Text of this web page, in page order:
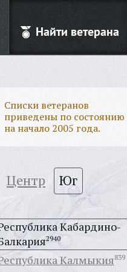
Найти ветерана
Списки ветеранов
приведены по состоянию
на начало 2005 года.
Центр Юг
Кабардино-
2940
Калмыкия839